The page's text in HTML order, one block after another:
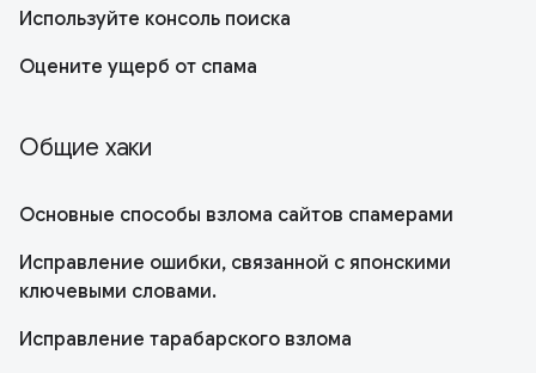
Используйте консоль поиска
Оцените ущерб от спама
Общие хаки
Основные способы взлома сайтов спамерами
Исправление ошибки, связанной с японскими
ключевыми словами.
Исправление тарабарского взлома